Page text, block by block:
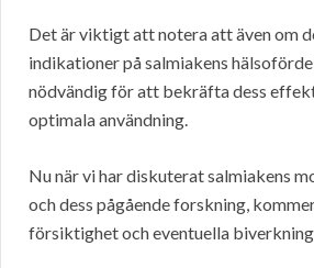
Det är viktigt att notera att även om
indikationer på salmiakens
nödvändig för att bekräfta dess
optimala användning.
Nu när vi har diskuterat salmiakens
och dess pågående forskning,
försiktighet och eventuella